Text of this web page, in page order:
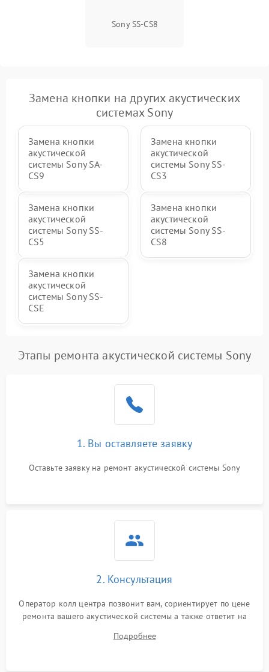
Sony SS-CS8
Замена кнопки на других акустических
системах Sony
Замена кнопки
акустической
системы Sony SA-
CS9
Замена кнопки
акустической
системы Sony SS-
CS3
Замена кнопки
акустической
системы Sony SS-
CS5
Замена кнопки
акустической
системы Sony SS-
CS8
Замена кнопки
акустической
системы Sony SS-
CSE
Этапы ремонта акустической системы Sony
1. Вы оставляете заявку
Оставьте заявку на ремонт акустической системы Sony
2. Консультация
Оператор колл центра позвонит вам, сориентирует по цене
ремонта вашего акустической системы а также ответит на
Подробнее